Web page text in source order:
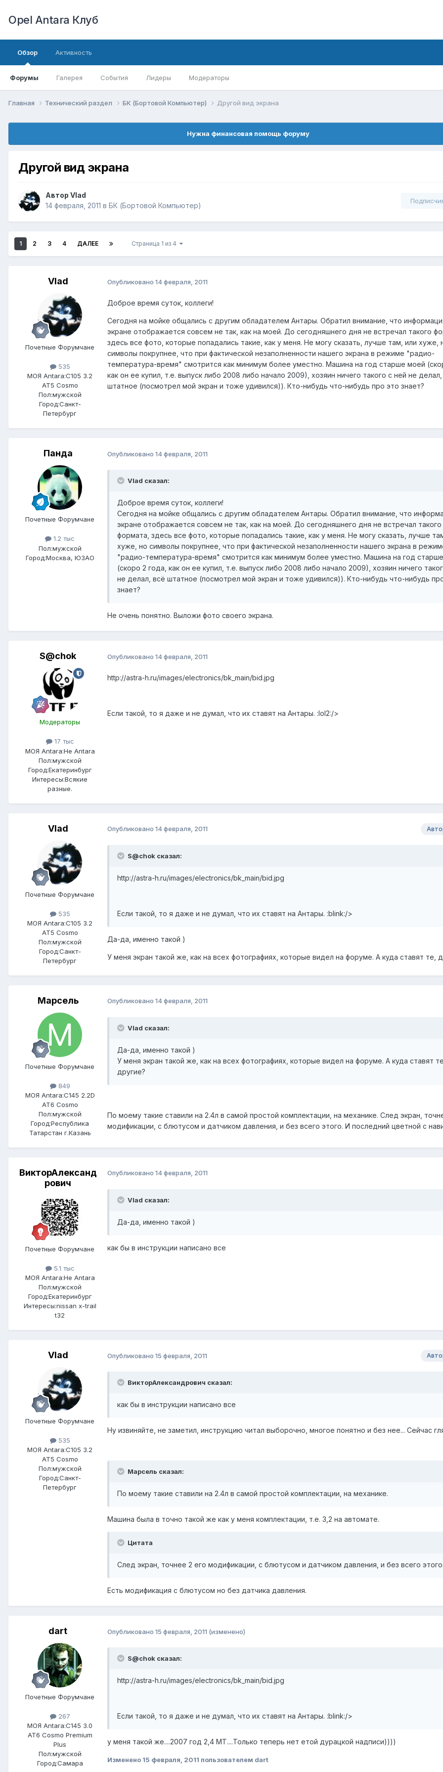
Opel Antara Клуб
Обзор
Форумы Галерея События Лидеры Модераторы
Активность
Главная Технический раздел БК (Бортовой Компьютер) Другой вид экрана
Нужна финансовая помощь форуму
Другой вид экрана
Автор Vlad
14 февраля, 2011 в БК (Бортовой Компьютер)
1 2 3 4 ДАЛЕЕ Страница 1 из 4
Vlad
Почетные Форумчане
535
МОЯ Antara:C105 3.2
AT5 Cosmo
Пол:мужской
Город:Санкт-
Петербург
Опубликовано 14 февраля, 2011
Доброе время суток, коллеги!
Сегодня на мойке общались с другим обладателем Антары. Обратил внимание, что
экране отображается совсем не так, как на моей. До сегодняшнего дня не встречал такого
здесь все фото, которые попадались такие, как у меня. Не могу сказать, лучше там, или хуже,
символы покрупнее, что при фактической незаполненности нашего экрана в режиме "радио-
температура-время" смотрится как минимум более уместно. Машина на год старше моей
как он ее купил, т.е. выпуск либо 2008 либо начало 2009), хозяин ничего такого с ней не
штатное (посмотрел мой экран и тоже удивился)). Кто-нибудь что-нибудь про это знает?
Панда
Почетные Форумчане
1.2 тыс
Пол:мужской
Город:Москва, ЮЗАО
Опубликовано 14 февраля, 2011
Vlad сказал:
Доброе время суток, коллеги!
Сегодня на мойке общались с другим обладателем Антары. Обратил внимание, что
экране отображается совсем не так, как на моей. До сегодняшнего дня не встречал такого
формата, здесь все фото, которые попадались такие, как у меня. Не могу сказать, лучше
хуже, но символы покрупнее, что при фактической незаполненности нашего экрана в
"радио-температура-время" смотрится как минимум более уместно. Машина на год
(скоро 2 года, как он ее купил, т.е. выпуск либо 2008 либо начало 2009), хозяин ничего
не делал, всё штатное (посмотрел мой экран и тоже удивился)). Кто-нибудь что-нибудь
знает?
Не очень понятно. Выложи фото своего экрана.
S@chok
Модераторы
17 тыс
МОЯ Antara:Не Antara
Пол:мужской
Город:Екатеринбург
Интересы:Всякие
разные.
Опубликовано 14 февраля, 2011
http://astra-h.ru/images/electronics/bk_main/bid.jpg
Если такой, то я даже и не думал, что их ставят на Антары. :lol2:/>
Vlad
Почетные Форумчане
535
МОЯ Antara:C105 3.2
AT5 Cosmo
Пол:мужской
Город:Санкт-
Петербург
Опубликовано 14 февраля, 2011
S@chok сказал:
http://astra-h.ru/images/electronics/bk_main/bid.jpg
Если такой, то я даже и не думал, что их ставят на Антары. :blink:/>
Да-да, именно такой )
У меня экран такой же, как на всех фотографиях, которые видел на форуме. А куда ставят те,
Марсель
Почетные Форумчане
849
МОЯ Antara:C145 2.2D
AT6 Cosmo
Пол:мужской
Город:Республика
Татарстан г.Казань
Опубликовано 14 февраля, 2011
Vlad сказал:
Да-да, именно такой )
У меня экран такой же, как на всех фотографиях, которые видел на форуме. А куда ставят
другие?
По моему такие ставили на 2.4л в самой простой комплектации, на механике. След экран,
модификации, с блютусом и датчиком давления, и без всего этого. И последний цветной с
ВикторАлександ
рович
Почетные Форумчане
5.1 тыс
МОЯ Antara:Не Antara
Пол:мужской
Город:Екатеринбург
Интересы:nissan x-trail
t32
Опубликовано 14 февраля, 2011
Vlad сказал:
Да-да, именно такой )
как бы в инструкции написано все
Vlad
Почетные Форумчане
535
МОЯ Antara:C105 3.2
AT5 Cosmo
Пол:мужской
Город:Санкт-
Петербург
Опубликовано 15 февраля, 2011
ВикторАлександрович сказал:
как бы в инструкции написано все
Ну извиняйте, не заметил, инструкцию читал выборочно, многое понятно и без нее... Сейчас
Марсель сказал:
По моему такие ставили на 2.4л в самой простой комплектации, на механике.
Машина была в точно такой же как у меня комплектации, т.е. 3,2 на автомате.
Цитата
След экран, точнее 2 его модификации, с блютусом и датчиком давления, и без всего
Есть модификация с блютусом но без датчика давления.
dart
Почетные Форумчане
267
МОЯ Antara:C145 3.0
AT6 Cosmo Premium
Plus
Пол:мужской
Город:Самара
Опубликовано 15 февраля, 2011 (изменено)
S@chok сказал:
http://astra-h.ru/images/electronics/bk_main/bid.jpg
Если такой, то я даже и не думал, что их ставят на Антары. :blink:/>
у меня такой же....2007 год 2,4 МТ....Только теперь нет етой дурацкой надписи))))
Изменено 15 февраля, 2011 пользователем dart